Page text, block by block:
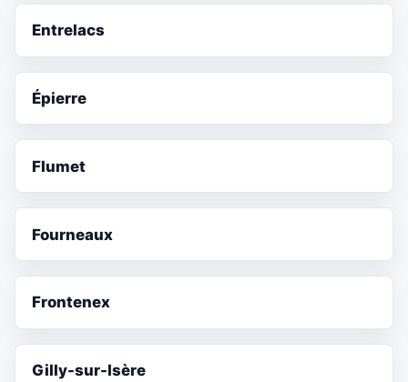
Entrelacs
Épierre
Flumet
Fourneaux
Frontenex
Gilly-sur-Isère